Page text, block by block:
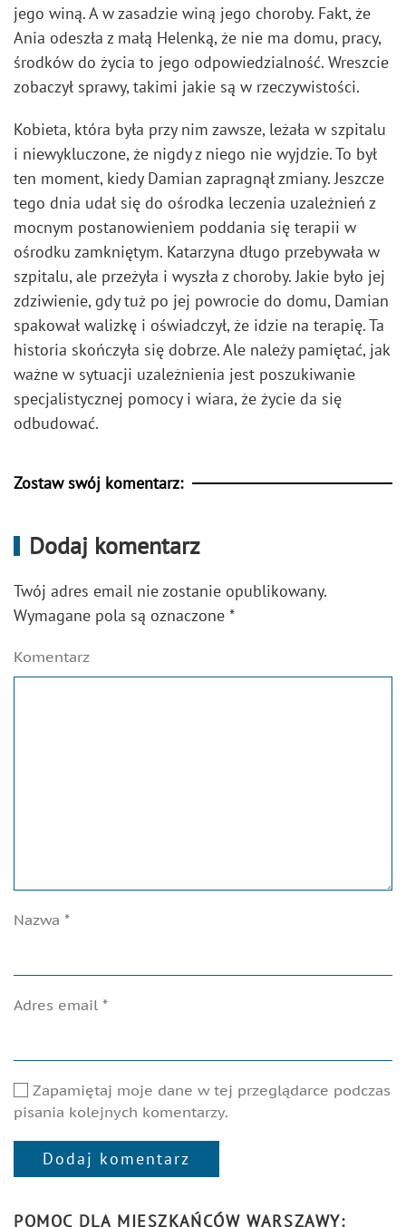
jego winą. A w zasadzie winą jego choroby. Fakt, że
Ania odeszła z małą Helenką, że nie ma domu, pracy,
środków do życia to jego odpowiedzialność. Wreszcie
zobaczył sprawy, takimi jakie są w rzeczywistości.
Kobieta, która była przy nim zawsze, leżała w szpitalu
i niewykluczone, że nigdy z niego nie wyjdzie. To był
ten moment, kiedy Damian zapragnął zmiany. Jeszcze
tego dnia udał się do ośrodka leczenia uzależnień z
mocnym postanowieniem poddania się terapii w
ośrodku zamkniętym. Katarzyna długo przebywała w
szpitalu, ale przeżyła i wyszła z choroby. Jakie było jej
zdziwienie, gdy tuż po jej powrocie do domu, Damian
spakował walizkę i oświadczył, że idzie na terapię. Ta
historia skończyła się dobrze. Ale należy pamiętać, jak
ważne w sytuacji uzależnienia jest poszukiwanie
specjalistycznej pomocy i wiara, że życie da się
odbudować.
Zostaw swój komentarz:
Dodaj komentarz
Twój adres email nie zostanie opublikowany.
Wymagane pola są oznaczone *
Komentarz
Nazwa *
Adres email *
Zapamiętaj moje dane w tej przeglądarce podczas
pisania kolejnych komentarzy.
Dodaj komentarz
POMOC DLA MIESZKAŃCÓW WARSZAWY: